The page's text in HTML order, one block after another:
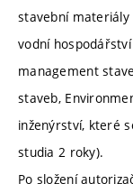
stavební materiály
vodní
management
staveb,
inženýrství, které
studia 2 roky).
Po složení